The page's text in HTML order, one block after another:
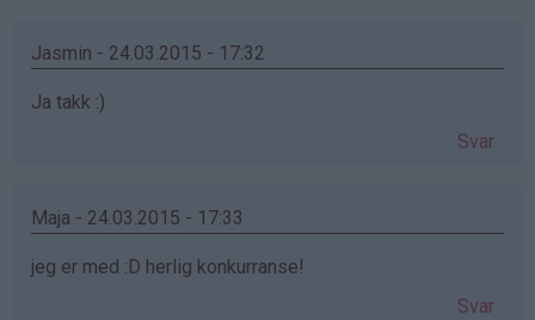
Jasmin - 24.03.2015 - 17:32
Ja takk :)
Svar
Maja - 24.03.2015 - 17:33
jeg er med :D herlig konkurranse!
Svar